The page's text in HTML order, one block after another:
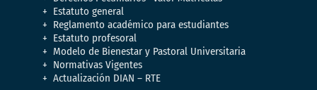
Estatuto general
Reglamento académico para estudiantes
Estatuto profesoral
Modelo de Bienestar y Pastoral Universitaria
Normativas Vigentes
Actualización DIAN – RTE